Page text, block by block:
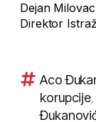
Dejan Milovac
Direktor
Aco
korupcije,